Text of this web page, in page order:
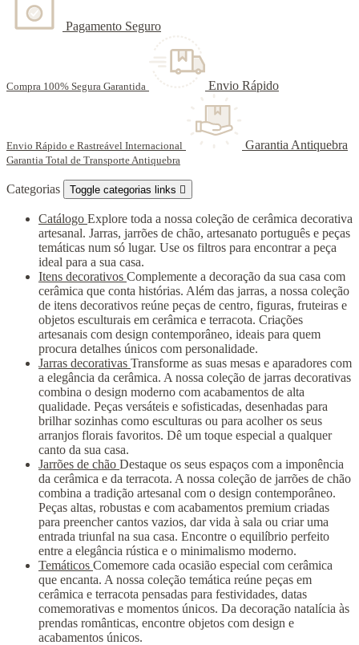
Pagamento Seguro
Compra 100% Segura Garantida Envio Rápido
Envio Rápido e Rastreável Internacional Garantia Antiquebra
Garantia Total de Transporte Antiquebra
Categorias Toggle categorias links 
Catálogo Explore toda a nossa coleção de cerâmica decorativa
artesanal. Jarras, jarrões de chão, artesanato português e peças
temáticas num só lugar. Use os filtros para encontrar a peça
ideal para a sua casa.
Itens decorativos Complemente a decoração da sua casa com
cerâmica que conta histórias. Além das jarras, a nossa coleção
de itens decorativos reúne peças de centro, figuras, fruteiras e
objetos esculturais em cerâmica e terracota. Criações
artesanais com design contemporâneo, ideais para quem
procura detalhes únicos com personalidade.
Jarras decorativas Transforme as suas mesas e aparadores com
a elegância da cerâmica. A nossa coleção de jarras decorativas
combina o design moderno com acabamentos de alta
qualidade. Peças versáteis e sofisticadas, desenhadas para
brilhar sozinhas como esculturas ou para acolher os seus
arranjos florais favoritos. Dê um toque especial a qualquer
canto da sua casa.
Jarrões de chão Destaque os seus espaços com a imponência
da cerâmica e da terracota. A nossa coleção de jarrões de chão
combina a tradição artesanal com o design contemporâneo.
Peças altas, robustas e com acabamentos premium criadas
para preencher cantos vazios, dar vida à sala ou criar uma
entrada triunfal na sua casa. Encontre o equilíbrio perfeito
entre a elegância rústica e o minimalismo moderno.
Temáticos Comemore cada ocasião especial com cerâmica
que encanta. A nossa coleção temática reúne peças em
cerâmica e terracota pensadas para festividades, datas
comemorativas e momentos únicos. Da decoração natalícia às
prendas românticas, encontre objetos com design e
acabamentos únicos.